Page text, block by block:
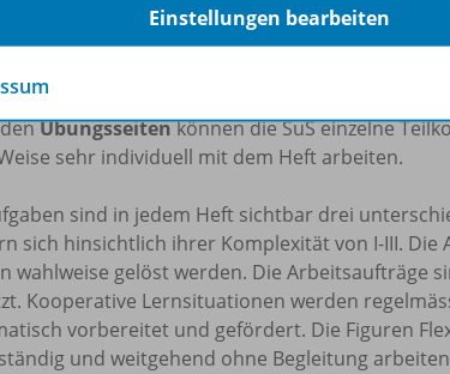
und
einen Überblick über das Thema der
Übungsseitenkönnen die SuS einzelne
sehr individuell mit dem Heft arbeiten.
sind in jedem Heft sichtbar drei
sich hinsichtlich ihrer Komplexität von I-III. Die
wahlweise gelöst werden. Die
Kooperative Lernsituationen werden
vorbereitet und gefördert. Die Figuren
und weitgehend ohne Begleitung
Einstellungen bearbeiten